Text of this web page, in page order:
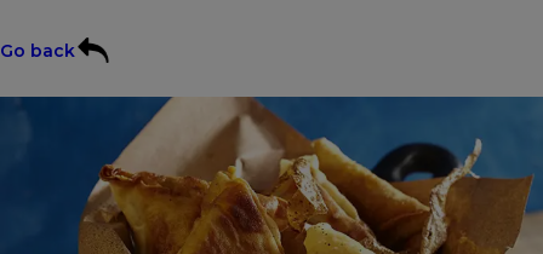
Go back